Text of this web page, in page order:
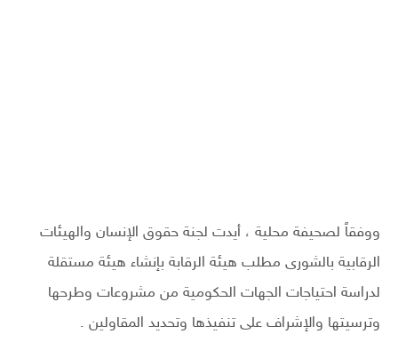
ووفقاً لصحيفة محلية ، أيدت لجنة حقوق الإنسان والهيئات
الرقابية بالشورى مطلب هيئة الرقابة بإنشاء هيئة مستقلة
لدراسة احتياجات الجهات الحكومية من مشروعات وطرحها
وترسيتها والإشراف على تنفيذها وتحديد المقاولين .